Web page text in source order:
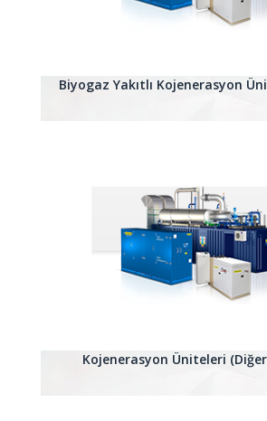
Biyogaz Yakıtlı Kojenerasyon
Kojenerasyon Üniteleri